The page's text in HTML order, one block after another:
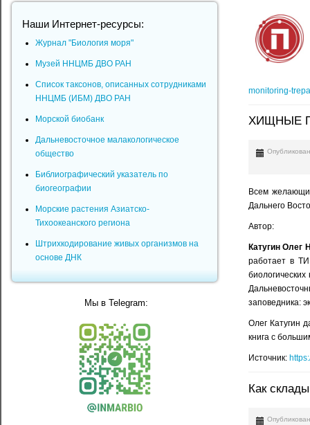
monitoring-
ХИЩНЫЕ
Всем
Дальнего
Автор:
Катугин Олег
работает в
заповедника:
Олег Катугин
книга с
Источник:
Как
Наши Интернет-ресурсы:
Журнал "Биология моря"
Музей ННЦМБ ДВО РАН
Список таксонов, описанных сотрудниками
ННЦМБ (ИБМ) ДВО РАН
Морской биобанк
Дальневосточное малакологическое
общество
Библиографический указатель по
биогеографии
Морские растения Азиатско-
Тихоокеанского региона
Штрихкодирование живых организмов на
основе ДНК
Мы в Telegram: